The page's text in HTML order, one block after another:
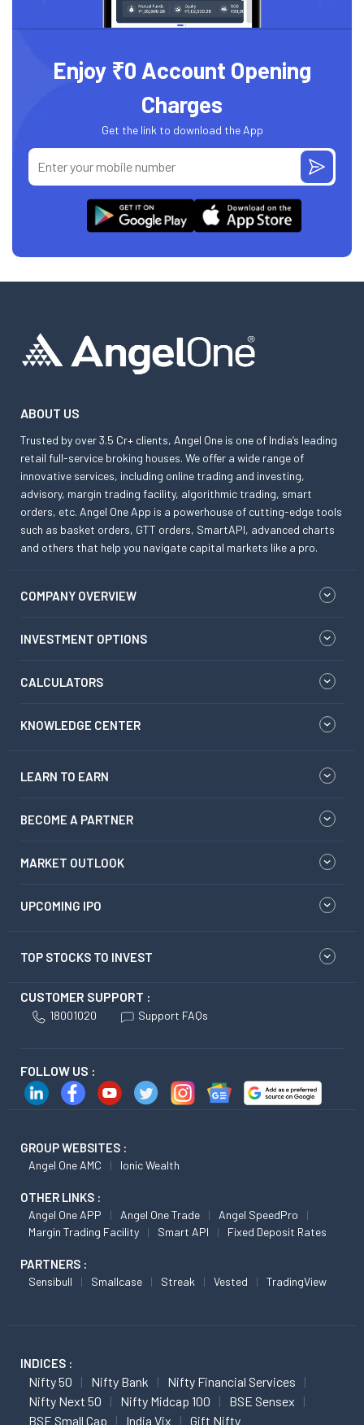
Enjoy ₹0 Account Opening
Charges
Get the link to download the App
ABOUT US
Trusted by over 3.5 Cr+ clients, Angel One is one of India’s leading
retail full-service broking houses. We offer a wide range of
innovative services, including online trading and investing,
advisory, margin trading facility, algorithmic trading, smart
orders, etc. Angel One App is a powerhouse of cutting-edge tools
such as basket orders, GTT orders, SmartAPI, advanced charts
and others that help you navigate capital markets like a pro.
COMPANY OVERVIEW
INVESTMENT OPTIONS
CALCULATORS
KNOWLEDGE CENTER
LEARN TO EARN
BECOME A PARTNER
MARKET OUTLOOK
UPCOMING IPO
TOP STOCKS TO INVEST
CUSTOMER SUPPORT :
18001020 Support FAQs
FOLLOW US :
GROUP WEBSITES :
Angel One AMC Ionic Wealth
OTHER LINKS :
Angel One APP Angel One Trade
Angel SpeedPro
Margin Trading Facility
Smart API Fixed Deposit Rates
PARTNERS :
Sensibull Smallcase Streak Vested TradingView
INDICES :
Nifty 50 Nifty Bank
Nifty Financial Services
Nifty Next 50
Nifty Midcap 100
BSE Sensex
BSE Small Cap
India Vix Gift Nifty